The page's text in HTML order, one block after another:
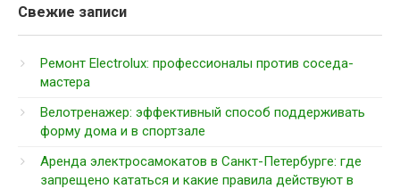
Свежие записи
Ремонт Electrolux: профессионалы против соседа-
мастера
Велотренажер: эффективный способ поддерживать
форму дома и в спортзале
Аренда электросамокатов в Санкт-Петербурге: где
запрещено кататься и какие правила действуют в